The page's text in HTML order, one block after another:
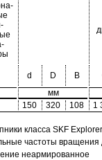
d D B
мм
150 320 108 1
класса SKF
частоты вращения
неармированное